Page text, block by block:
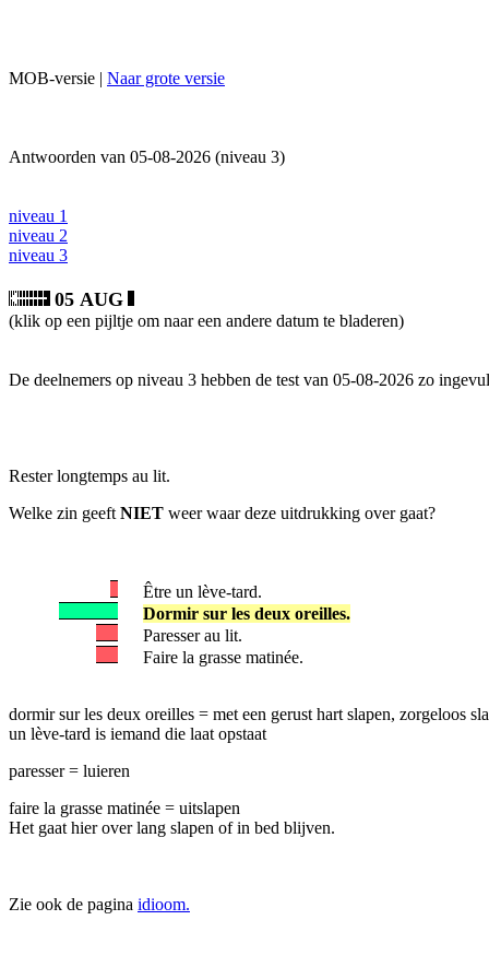
MOB-versie | Naar grote versie
Antwoorden van 05-08-2026 (niveau 3)
niveau 1
niveau 2
niveau 3
05 AUG
(klik op een pijltje om naar een andere datum te bladeren)
De deelnemers op niveau 3 hebben de test van 05-08-2026 zo
Rester longtemps au lit.
Welke zin geeft NIET weer waar deze uitdrukking over gaat?
Être un lève-tard.
Dormir sur les deux oreilles.
Paresser au lit.
Faire la grasse matinée.
dormir sur les deux oreilles = met een gerust hart slapen, zorgeloos
un lève-tard is iemand die laat opstaat
paresser = luieren
faire la grasse matinée = uitslapen
Het gaat hier over lang slapen of in bed blijven.
Zie ook de pagina idioom.